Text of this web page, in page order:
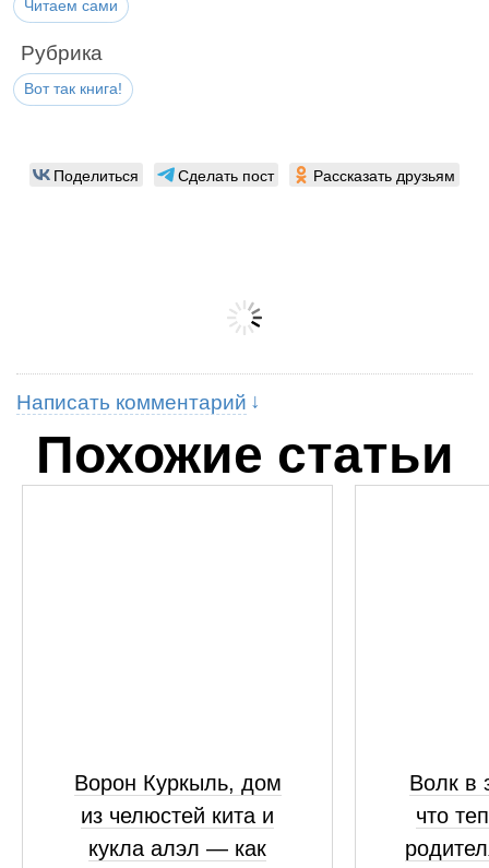
Читаем сами
Рубрика
Вот так книга!
Поделиться Сделать пост Рассказать друзьям
Написать комментарий
Похожие статьи
Ворон Куркыль, дом
из челюстей кита и
кукла алэл — как
Волк в
что